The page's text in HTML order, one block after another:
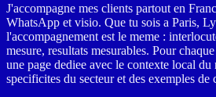
J'accompagne mes clients partout en
WhatsApp et visio. Que tu sois a Paris,
l'accompagnement est le meme :
mesure, resultats mesurables. Pour
une page dediee avec le contexte local du
specificites du secteur et des exemples de